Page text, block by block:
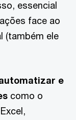
essencial
face ao
(também ele
e
como o